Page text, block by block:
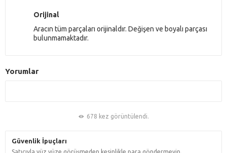
Orijinal
Aracın tüm parçaları orijinaldır. Değişen ve boyalı parçası
bulunmamaktadır.
Yorumlar
678 kez görüntülendi.
Güvenlik İpuçları